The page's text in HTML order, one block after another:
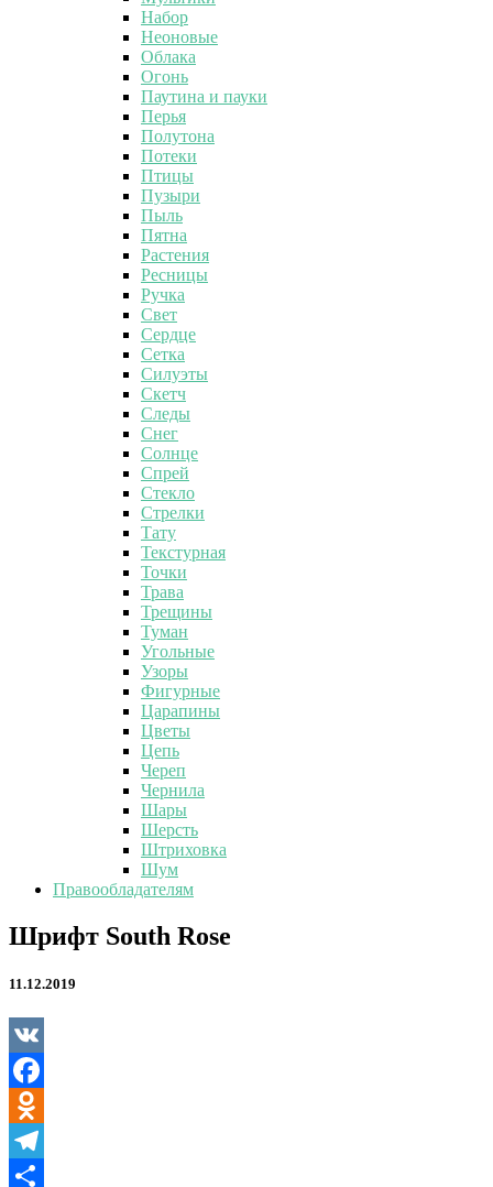
Набор
Неоновые
Облака
Огонь
Паутина и пауки
Перья
Полутона
Потеки
Птицы
Пузыри
Пыль
Пятна
Растения
Ресницы
Ручка
Свет
Сердце
Сетка
Силуэты
Скетч
Следы
Снег
Солнце
Спрей
Стекло
Стрелки
Тату
Текстурная
Точки
Трава
Трещины
Туман
Угольные
Узоры
Фигурные
Царапины
Цветы
Цепь
Череп
Чернила
Шары
Шерсть
Штриховка
Шум
Правообладателям
Шрифт
South
Шрифт South Rose
11.12.2019
VK
Facebook
Odnoklassniki
Telegram